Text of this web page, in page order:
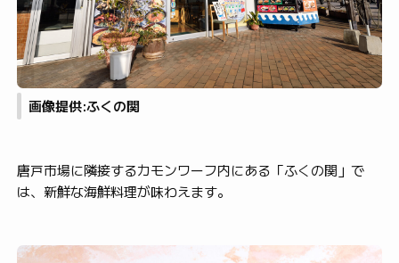
画像提供:ふくの関
唐戸市場に隣接するカモンワーフ内にある「ふくの関」で
は、新鮮な海鮮料理が味わえます。